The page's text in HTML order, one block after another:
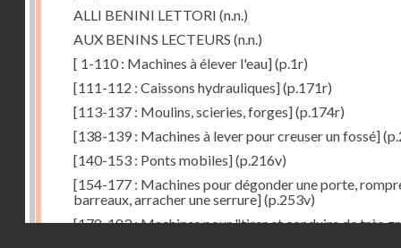
ALLI BENINI LETTORI (n.n.)
AUX BENINS LECTEURS (n.n.)
[ 1-110 : Machines à élever l'eau](p.1r)
[111-112 : Caissons hydrauliques](p.171r)
[113-137 : Moulins, scieries, forges](p.174r)
[138-139 : Machines à lever pour creuser un fossé]
[140-153 : Ponts mobiles](p.216v)
[154-177 : Machines pour dégonder une porte,
barreaux, arracher une serrure](p.253v)
[178-183 : Machines pour "tirer et conduire de très